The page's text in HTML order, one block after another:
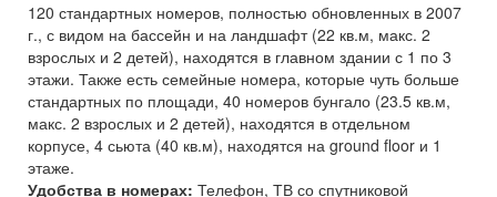
120 стандартных номеров, полностью обновленных в 2007
г., с видом на бассейн и на ландшафт (22 кв.м, макс. 2
взрослых и 2 детей), находятся в главном здании с 1 по 3
этажи. Также есть семейные номера, которые чуть больше
стандартных по площади, 40 номеров бунгало (23.5 кв.м,
макс. 2 взрослых и 2 детей), находятся в отдельном
корпусе, 4 сьюта (40 кв.м), находятся на ground floor и 1
этаже.
Удобства в номерах: Телефон, ТВ со спутниковой